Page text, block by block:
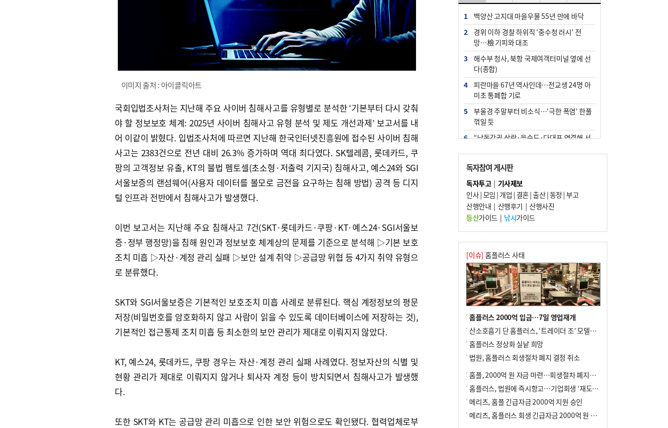
이미지 출처 : 아이클릭아트
국회입법조사처는 지난해 주요 사이버 침해사고를 유형별로 분석한 ‘기본부터 다시 갖춰
야 할 정보보호 체계: 2025년 사이버 침해사고 유형 분석 및 제도 개선과제’ 보고서를 내
어 이같이 밝혔다. 입법조사처에 따르면 지난해 한국인터넷진흥원에 접수된 사이버 침해
사고는 2383건으로 전년 대비 26.3% 증가하며 역대 최다였다. SK텔레콤, 롯데카드, 쿠
팡의 고객정보 유출, KT의 불법 펨토셀(초소형·저출력 기지국) 침해사고, 예스24와 SGI
서울보증의 랜섬웨어(사용자 데이터를 볼모로 금전을 요구하는 침해 방법) 공격 등 디지
털 인프라 전반에서 침해사고가 발생했다.
이번 보고서는 지난해 주요 침해사고 7건(SKT·롯데카드·쿠팡·KT·예스24·SGI서울보
증·정부 행정망)을 침해 원인과 정보보호 체계상의 문제를 기준으로 분석해 ▷기본 보호
조치 미흡 ▷자산·계정 관리 실패 ▷보안 설계 취약 ▷공급망 위협 등 4가지 취약 유형으
로 분류했다.
SKT와 SGI서울보증은 기본적인 보호조치 미흡 사례로 분류된다. 핵심 계정정보의 평문
저장(비밀번호를 암호화하지 않고 사람이 읽을 수 있도록 데이터베이스에 저장하는 것),
기본적인 접근통제 조치 미흡 등 최소한의 보안 관리가 제대로 이뤄지지 않았다.
KT, 예스24, 롯데카드, 쿠팡 경우는 자산·계정 관리 실패 사례였다. 정보자산의 식별 및
현황 관리가 제대로 이뤄지지 않거나 퇴사자 계정 등이 방치되면서 침해사고가 발생했
다.
또한 SKT와 KT는 공급망 관리 미흡으로 인한 보안 위험으로도 확인됐다. 협력업체로부
1
백양산 고지대 마을우물 55년 만에 바닥
2
경위 이하 경찰 하위직 ‘중수청 러시’ 전
망…檢 기피와 대조
3
해수부 청사, 북항 국제여객터미널 옆에 선
다(종합)
4
피란마을 67년 역사인데…전교생 24명 아
미초 통폐합 기로
5
부울경 주말부터 비소식…‘극한 폭염’ 한풀
꺾일 듯
6
“낙동강권 삼락·을숙도·다대포 연결해 서
7
오늘의 날씨- 2026년 8월 7일
8
외국인 선원 ‘인신매매 경유지’ 된 부산…
우려가 현실로
9
[사설] 해수부 신청사 북항으로 확정, 해양
수도 도약의 전환점
10 르노 못 타는 부산시장…관용차 규정에 막
힌 지역기업 응원
독자참여 게시판
독자투고| 기사제보
인사|모임 | 개업 | 결혼|출산|동정 |부고
산행안내 | 산행후기 | 산행사진
등산가이드| 낚시가이드
[이슈] 홈플러스 사태
홈플러스 2000억 입금…7일 영업재개
산소호흡기 단 홈플러스, ‘트레이더 조’ 모델로 살아날까
홈플러스 정상화 실낱 희망
법원, 홈플러스 회생절차 폐지 결정 취소
홈플, 2000억 원 자금 마련…회생절차 폐지에 즉시항고(종합)
홈플러스, 법원에 즉시항고…기업회생 ‘재도전’
메리츠, 홈플 긴급자금 2000억 지원 승인
메리츠, 홈플러스 회생 긴급자금 2000억 원 지원 승인